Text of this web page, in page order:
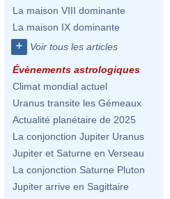
La maison VIII dominante
La maison IX dominante
+ Voir tous les articles
Évènements astrologiques
Climat mondial actuel
Uranus transite les Gémeaux
Actualité planétaire de 2025
La conjonction Jupiter Uranus
Jupiter et Saturne en Verseau
La conjonction Saturne Pluton
Jupiter arrive en Sagittaire